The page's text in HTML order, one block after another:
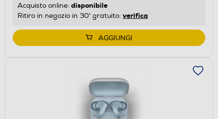
Acquisto online: disponibile
Ritiro in negozio in 30' gratuito: verifica
AGGIUNGI